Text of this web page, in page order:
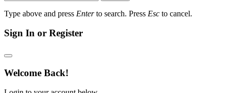
Type above and press Enterto search. Press Esc to cancel.
Sign In or Register
Welcome Back!